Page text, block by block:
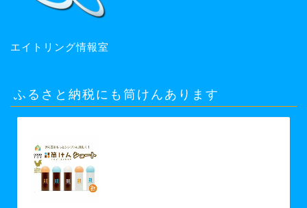
エイトリング情報室
ふるさと納税にも筒けんあります